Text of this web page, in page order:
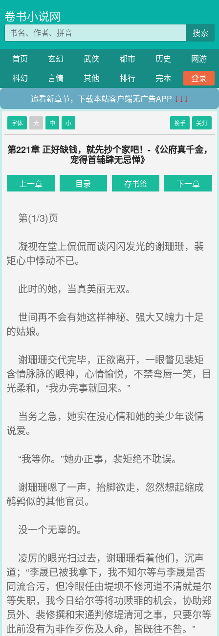
卷书小说网
搜索
首页 玄幻 武侠 都市 历史
网游
科幻
言情 其他 排行 完本
登录
追看新章节，下载本站客户端无广告APP ↓↓↓
字体 大 中 小 换手 关灯
第221章 正好缺钱，就先抄个家吧！-《公府真千金，
宠得首辅肆无忌惮》
上一章 目录 存书签 下一章
第(1/3)页
凝视在堂上侃侃而谈闪闪发光的谢珊珊，裴
矩心中悸动不已。
此时的她，当真美丽无双。
世间再不会有她这样神秘、强大又魄力十足
的姑娘。
谢珊珊交代完毕，正欲离开，一眼瞥见裴矩
含情脉脉的眼神，心情愉悦，不禁弯唇一笑，目
光柔和，“我办完事就回来。”
当务之急，她实在没心情和她的美少年谈情
说爱。
“我等你。”她办正事，裴矩绝不耽误。
谢珊珊嗯了一声，抬脚欲走，忽然想起缩成
鹌鹑似的其他官员。
没一个无辜的。
凌厉的眼光扫过去，谢珊珊看着他们，沉声
道；“李晟已被我拿下，我不知尔等与李晟是否
同流合污，但冷眼任由堤坝不修河道不清就是尔
等失职，我今日给尔等将功赎罪的机会，协助郑
员外、裴修撰和宋通判修堤清河之事，只要尔等
此前没有为非作歹伤及人命，皆既往不咎。”